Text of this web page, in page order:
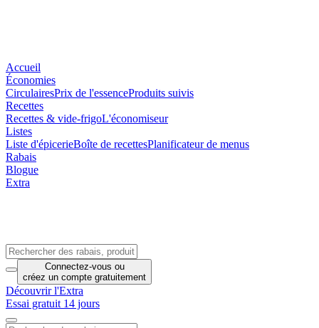
Accueil
Économies
CirculairesPrix de l'essenceProduits suivis
Recettes
Recettes & vide-frigoL'économiseur
Listes
Liste d'épicerieBoîte de recettesPlanificateur de menus
Rabais
Blogue
Extra
Connectez-vous ou
créez un compte gratuitement
Découvrir l'Extra
Essai gratuit 14 jours